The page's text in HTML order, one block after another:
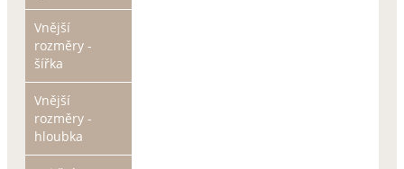
Vnější
rozměry -
šířka
Vnější
rozměry -
hloubka